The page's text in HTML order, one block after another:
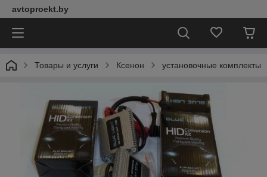
avtoproekt.by
Товары и услуги Ксенон установочные комплекты